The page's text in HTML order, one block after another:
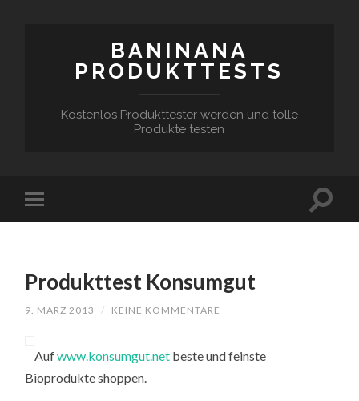
BANINANA
PRODUKTTESTS
Kostenlos Produkttester werden und tolle
Produkte testen
Produkttest Konsumgut
9. MÄRZ 2013 / KEINE KOMMENTARE
Aufwww.konsumgut.net beste und feinste
Bioprodukte shoppen.